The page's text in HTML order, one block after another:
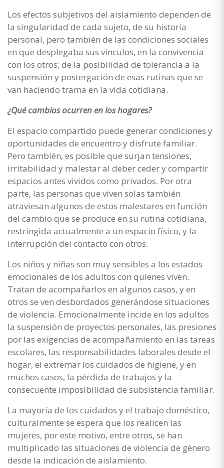
Los efectos subjetivos del aislamiento dependen de
la singularidad de cada sujeto, de su historia
personal, pero también de las condiciones sociales
en que desplegaba sus vínculos, en la convivencia
con los otros; de la posibilidad de tolerancia a la
suspensión y postergación de esas rutinas que se
van haciendo trama en la vida cotidiana.
¿Qué cambios ocurren en los hogares?
El espacio compartido puede generar condiciones y
oportunidades de encuentro y disfrute familiar.
Pero también, es posible que surjan tensiones,
irritabilidad y malestar al deber ceder y compartir
espacios antes vividos como privados. Por otra
parte, las personas que viven solas también
atraviesan algunos de estos malestares en función
del cambio que se produce en su rutina cotidiana,
restringida actualmente a un espacio físico, y la
interrupción del contacto con otros.
Los niños y niñas son muy sensibles a los estados
emocionales de los adultos con quienes viven.
Tratan de acompañarlos en algunos casos, y en
otros se ven desbordados generándose situaciones
de violencia. Emocionalmente incide en los adultos
la suspensión de proyectos personales, las presiones
por las exigencias de acompañamiento en las tareas
escolares, las responsabilidades laborales desde el
hogar, el extremar los cuidados de higiene, y en
muchos casos, la pérdida de trabajos y la
consecuente imposibilidad de subsistencia familiar.
La mayoría de los cuidados y el trabajo doméstico,
culturalmente se espera que los realicen las
mujeres, por este motivo, entre otros, se han
multiplicado las situaciones de violencia de género
desde la indicación de aislamiento.